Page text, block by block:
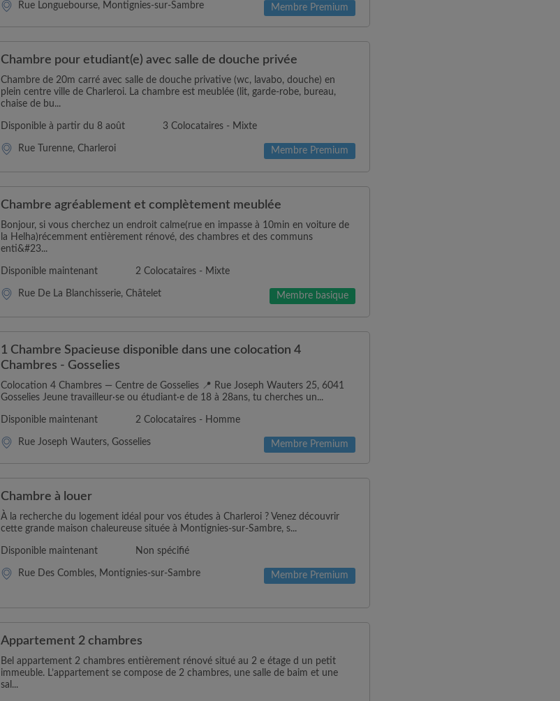
Rue Longuebourse, Montignies-sur-Sambre Membre Premium
Chambre pour etudiant(e) avec salle de douche privée
Chambre de 20m carré avec salle de douche privative (wc, lavabo, douche) en
plein centre ville de Charleroi. La chambre est meublée (lit, garde-robe, bureau,
chaise de bu...
Disponible à partir du 8 août 3 Colocataires - Mixte
Rue Turenne, Charleroi Membre Premium
Chambre agréablement et complètement meublée
Bonjour, si vous cherchez un endroit calme(rue en impasse à 10min en voiture de
la Helha)récemment entièrement rénové, des chambres et des communs
enti&#23...
Disponible maintenant 2 Colocataires - Mixte
Rue De La Blanchisserie, Châtelet Membre basique
1 Chambre Spacieuse disponible dans une colocation 4
Chambres - Gosselies
Colocation 4 Chambres — Centre de Gosselies 📍 Rue Joseph Wauters 25, 6041
Gosselies Jeune travailleur·se ou étudiant·e de 18 à 28ans, tu cherches un...
Disponible maintenant 2 Colocataires - Homme
Rue Joseph Wauters, Gosselies Membre Premium
Chambre à louer
À la recherche du logement idéal pour vos études à Charleroi ? Venez découvrir
cette grande maison chaleureuse située à Montignies-sur-Sambre, s...
Disponible maintenant Non spécifié
Rue Des Combles, Montignies-sur-Sambre Membre Premium
Appartement 2 chambres
Bel appartement 2 chambres entièrement rénové situé au 2 e étage d un petit
immeuble. L’appartement se compose de 2 chambres, une salle de baim et une
sal...